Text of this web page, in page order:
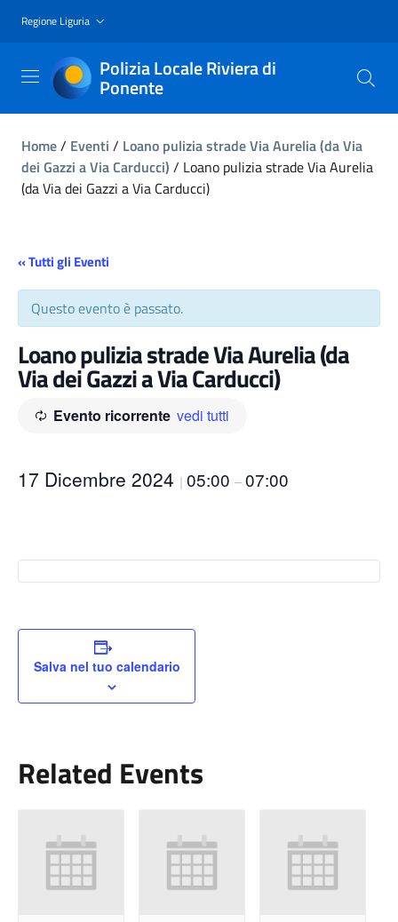
Regione Liguria
Polizia Locale Riviera di
Ponente
Home/ Eventi / Loano pulizia strade Via Aurelia (da Via
dei Gazzi a Via Carducci) / Loano pulizia strade Via Aurelia
(da Via dei Gazzi a Via Carducci)
« Tutti gli Eventi
Questo evento è passato.
Loano pulizia strade Via Aurelia (da
Via dei Gazzi a Via Carducci)
Evento ricorrente vedi tutti
17 Dicembre 2024 | 05:00 –07:00
Salva nel tuo calendario
Related Events